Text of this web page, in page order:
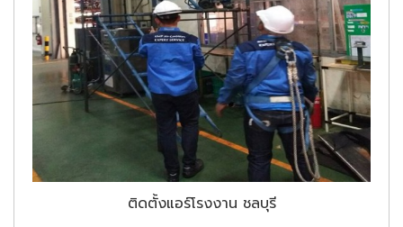
ติดตั้งแอร์โรงงาน ชลบุรี